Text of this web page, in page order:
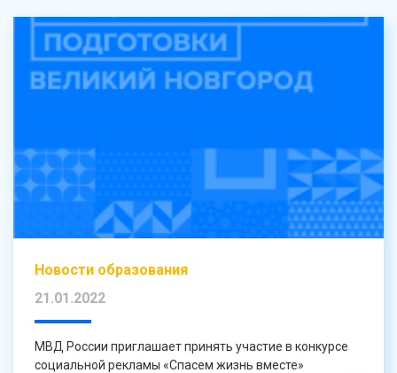
Новости образования
21.01.2022
МВД России приглашает принять участие в конкурсе
социальной рекламы «Спасем жизнь вместе»